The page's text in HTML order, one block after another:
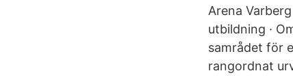
Arena
utbildning ·
samrådet för
rangordnat